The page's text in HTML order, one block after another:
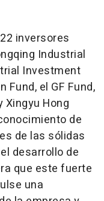
inversores
Industrial
Investment
Fund, el GF Fund,
Xingyu Hong
de
de las sólidas
desarrollo de
que este fuerte
una